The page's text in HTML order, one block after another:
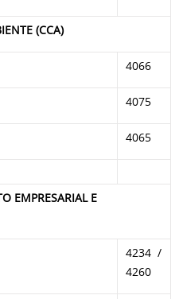
(CCA)
4066
4075
4065
EMPRESARIAL E
4234 /
4260